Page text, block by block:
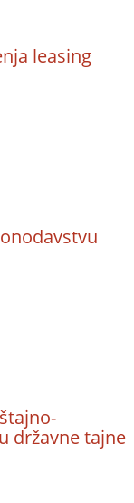
leasing
državne tajne